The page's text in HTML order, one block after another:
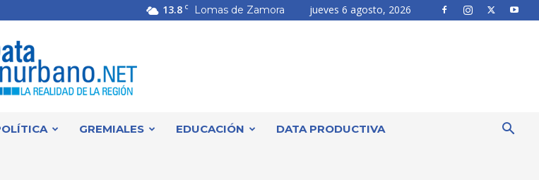
13.8 C Lomas de Zamora jueves 6 agosto, 2026
GREMIALES EDUCACIÓN DATA PRODUCTIVA